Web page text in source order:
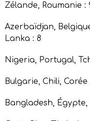
Zélande, Roumanie :
Azerbaïdjan,
Lanka : 8
Nigeria, Portugal,
Bulgarie, Chili,
Bangladesh, Égypte,